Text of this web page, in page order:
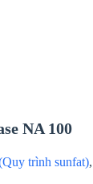
NA 100
trình sunfat),